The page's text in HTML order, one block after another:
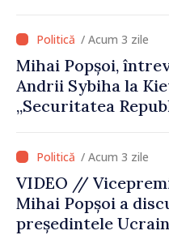
cultural al Ucrainei
/ Acum 3 zile
Mihai Popșoi,
Andrii Sybiha la
„Securitatea
de securitatea
/ Acum 3 zile
VIDEO //
Mihai Popșoi a
președintele